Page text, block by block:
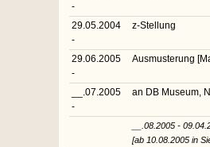
-
29.05.2004
-
z-Stellung
29.06.2005
-
Ausmusterung
__.07.2005
-
an DB Museum,
__.08.2005 -
[ab 10.08.2005 in